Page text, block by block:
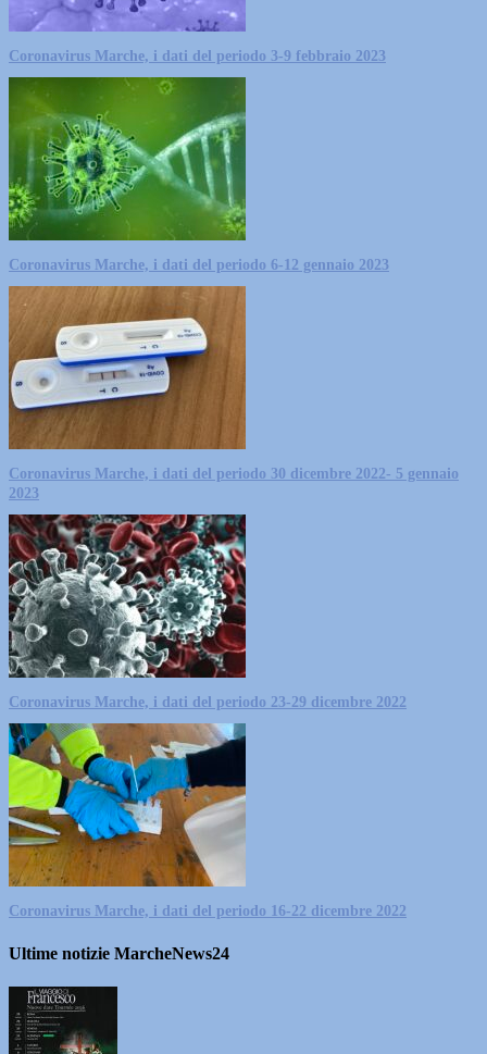
Coronavirus Marche, i dati del periodo 3-9 febbraio 2023
Coronavirus Marche, i dati del periodo 6-12 gennaio 2023
Coronavirus Marche, i dati del periodo 30 dicembre 2022- 5 gennaio
2023
Coronavirus Marche, i dati del periodo 23-29 dicembre 2022
Coronavirus Marche, i dati del periodo 16-22 dicembre 2022
Ultime notizie MarcheNews24